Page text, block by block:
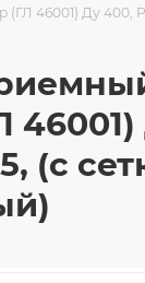
46001) Ду 400,
(с